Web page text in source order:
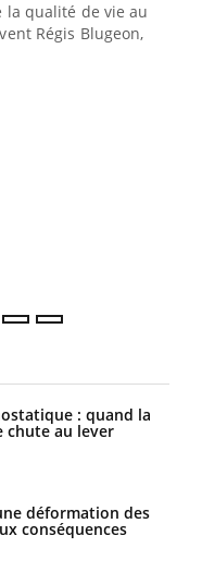
la qualité de vie au
Régis Blugeon,
: quand la
chute au lever
déformation des
conséquences